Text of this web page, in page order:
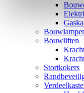
Bouwliften
Stortkokers